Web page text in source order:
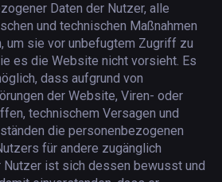
Daten der Nutzer, alle
und technischen Maßnahmen
um sie vor unbefugtem Zugriff zu
es die Website nicht vorsieht. Es
dass aufgrund von
der Website, Viren- oder
technischem Versagen und
die personenbezogenen
für andere zugänglich
Nutzer ist sich dessen bewusst und